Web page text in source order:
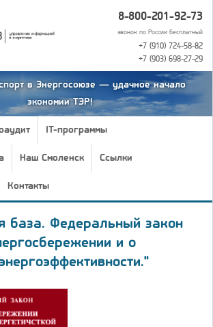
8-800-201-92-73
звонок по России бесплатный
+7 (910) 724-58-82
+7 (903) 698-27-29
в Энергосоюзе — удачное начало
экономии ТЭР!
IT-программы
Наш Смоленск Ссылки
Контакты
база. Федеральный закон
и о